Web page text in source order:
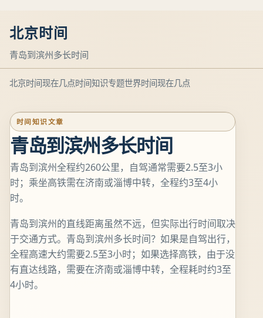
北京时间
青岛到滨州多长时间
北京时间现在几点时间知识专题世界时间现在几点
时间知识文章
青岛到滨州多长时间
青岛到滨州全程约260公里，自驾通常需要2.5至3小
时；乘坐高铁需在济南或淄博中转，全程约3至4小
时。
青岛到滨州的直线距离虽然不远，但实际出行时间取决
于交通方式。青岛到滨州多长时间？如果是自驾出行，
全程高速大约需要2.5至3小时；如果选择高铁，由于没
有直达线路，需要在济南或淄博中转，全程耗时约3至
4小时。